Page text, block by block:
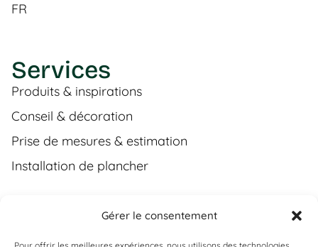
Gérer le consentement
FR
Services
Produits & inspirations
Conseil & décoration
Prise de mesures & estimation
Installation de plancher
Contact